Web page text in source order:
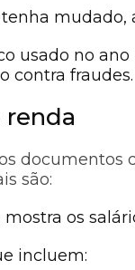
mudado,
usado no ano
contra fraudes.
renda
documentos
são:
mostra os
incluem: